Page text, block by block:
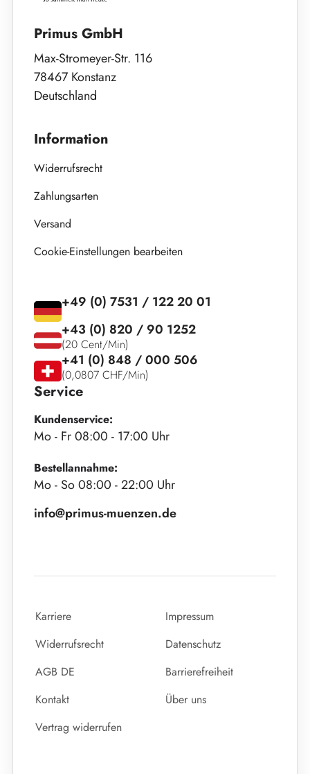
Primus GmbH
Max-Stromeyer-Str. 116
78467 Konstanz
Deutschland
Information
Widerrufsrecht
Zahlungsarten
Versand
Cookie-Einstellungen bearbeiten
Service
Kundenservice:
Mo - Fr 08:00 - 17:00 Uhr
Bestellannahme:
Mo - So 08:00 - 22:00 Uhr
info@primus-muenzen.de
+49 (0) 7531 / 122 20 01
+43 (0) 820 / 90 1252
(20 Cent/Min)
+41 (0) 848 / 000 506
(0,0807 CHF/Min)
Karriere
Impressum
Widerrufsrecht
Datenschutz
AGB DE
Barrierefreiheit
Kontakt
Über uns
Vertrag widerrufen